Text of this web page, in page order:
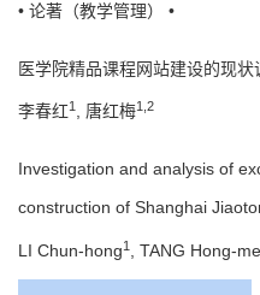
• 论著（教学管理） •
医学院精品课程网站建设的现状
李春红1 , 唐红梅1,2
Investigation and analysis of
construction of Shanghai
LI Chun-hong1 , TANG Hong-